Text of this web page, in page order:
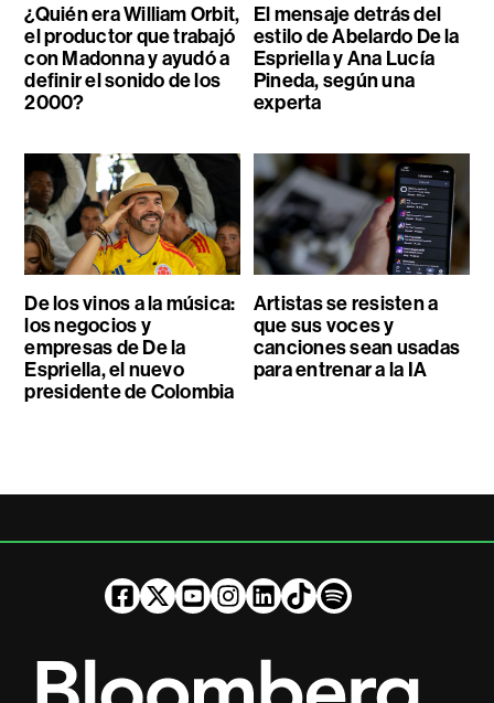
¿Quién era William Orbit,
el productor que trabajó
con Madonna y ayudó a
definir el sonido de los
2000?
El mensaje detrás del
estilo de Abelardo De la
Espriella y Ana Lucía
Pineda, según una
experta
De los vinos a la música:
los negocios y
empresas de De la
Espriella, el nuevo
presidente de Colombia
Artistas se resisten a
que sus voces y
canciones sean usadas
para entrenar a la IA